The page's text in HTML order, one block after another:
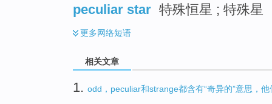
peculiar star 特殊恒星 ; 特殊星
更多网络短语
相关文章
1. odd，peculiar和strange都含有“奇异的”意思，